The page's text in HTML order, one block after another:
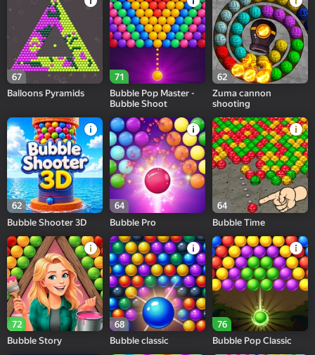
67
Balloons Pyramids
71
Bubble Pop Master -
Bubble Shoot
62
Zuma cannon
shooting
62
Bubble Shooter 3D
64
Bubble Pro
64
Bubble Time
72
Bubble Story
68
Bubble classic
76
Bubble Pop Classic